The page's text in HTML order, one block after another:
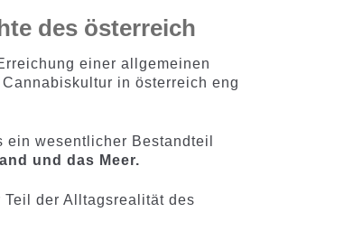
des österreich
einer allgemeinen
in österreich eng
wesentlicher Bestandteil
und das Meer.
Teil der Alltagsrealität des